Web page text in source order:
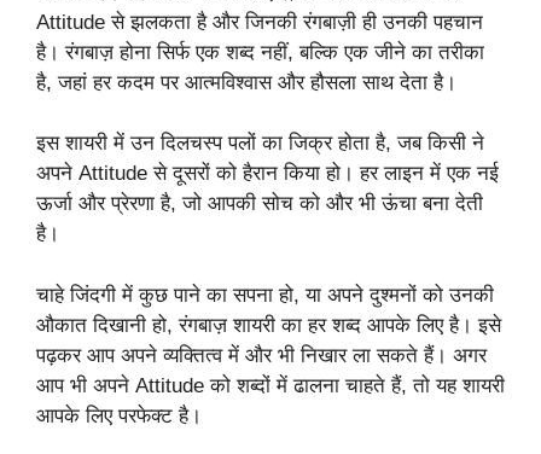
Attitude से झलकता है और जिनकी रंगबाज़ी ही उनकी पहचान
है। रंगबाज़ होना सिर्फ एक शब्द नहीं, बल्कि एक जीने का तरीका
है, जहां हर कदम पर आत्मविश्वास और हौसला साथ देता है।
इस शायरी में उन दिलचस्प पलों का जिक्र होता है, जब किसी ने
अपने Attitude से दूसरों को हैरान किया हो। हर लाइन में एक नई
ऊर्जा और प्रेरणा है, जो आपकी सोच को और भी ऊंचा बना देती
है।
चाहे जिंदगी में कुछ पाने का सपना हो, या अपने दुश्मनों को उनकी
औकात दिखानी हो, रंगबाज़ शायरी का हर शब्द आपके लिए है। इसे
पढ़कर आप अपने व्यक्तित्व में और भी निखार ला सकते हैं। अगर
आप भी अपने Attitude को शब्दों में ढालना चाहते हैं, तो यह शायरी
आपके लिए परफेक्ट है।